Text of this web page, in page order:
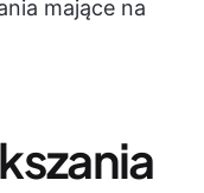
mające na